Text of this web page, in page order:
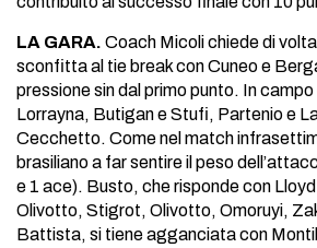
LA GARA. Coach Micoli chiede di
sconfitta al tie break con Cuneo e
pressione sin dal primo punto. In
Lorrayna, Butigan e Stufi, Partenio e
Cecchetto. Come nel match
brasiliano a far sentire il peso
e 1 ace). Busto, che risponde con
Olivotto, Stigrot, Olivotto, Omoruyi,
Battista, si tiene agganciata con